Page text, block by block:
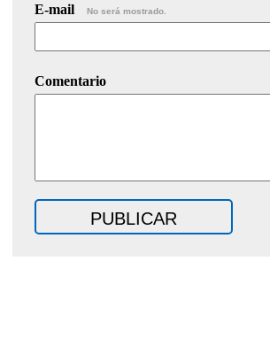
E-mail No será mostrado.
Comentario